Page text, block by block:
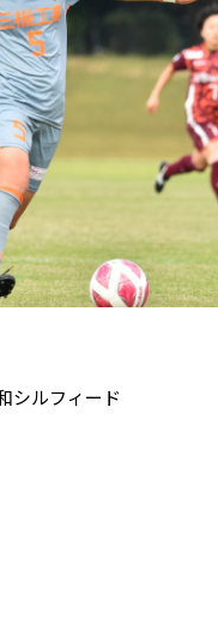
ルフィード